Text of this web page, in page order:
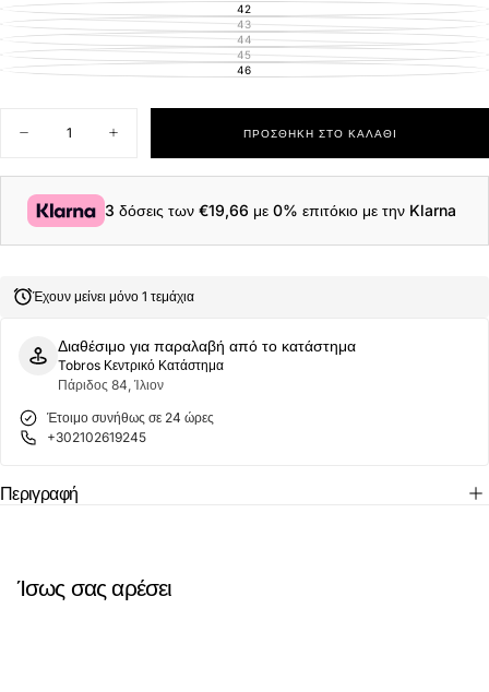
42ΕΚΤΌΣ
ΑΠΟΘΈΜΑΤΟΣ
43ΕΚΤΌΣ
ΑΠΟΘΈΜΑΤΟΣ
44ΕΚΤΌΣ
ΑΠΟΘΈΜΑΤΟΣ
45ΕΚΤΌΣ
ΑΠΟΘΈΜΑΤΟΣ
46ΕΚΤΌΣ
Μείωση
για
Polo
Assn.
Sneakers
Μαύρα
Αύξηση
ποσότητας
για
Polo
Assn.
Sneakers
Μαύρα
ΠΡΟΣΘΉΚΗ ΣΤΟ ΚΑΛΆΘΙ
3 δόσεις των€19,66 με 0% επιτόκιο με την Klarna
Έχουν μείνει μόνο 1 τεμάχια
Διαθέσιμο για παραλαβή από το κατάστημα
Tobros Κεντρικό Κατάστημα
Πάριδος 84, Ίλιον
Έτοιμο συνήθως σε 24 ώρες
+302102619245
Περιγραφή
Ίσως σας αρέσει